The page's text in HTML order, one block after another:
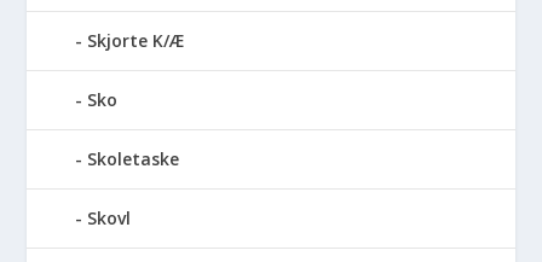
Skjorte K/Æ
Sko
Skoletaske
Skovl